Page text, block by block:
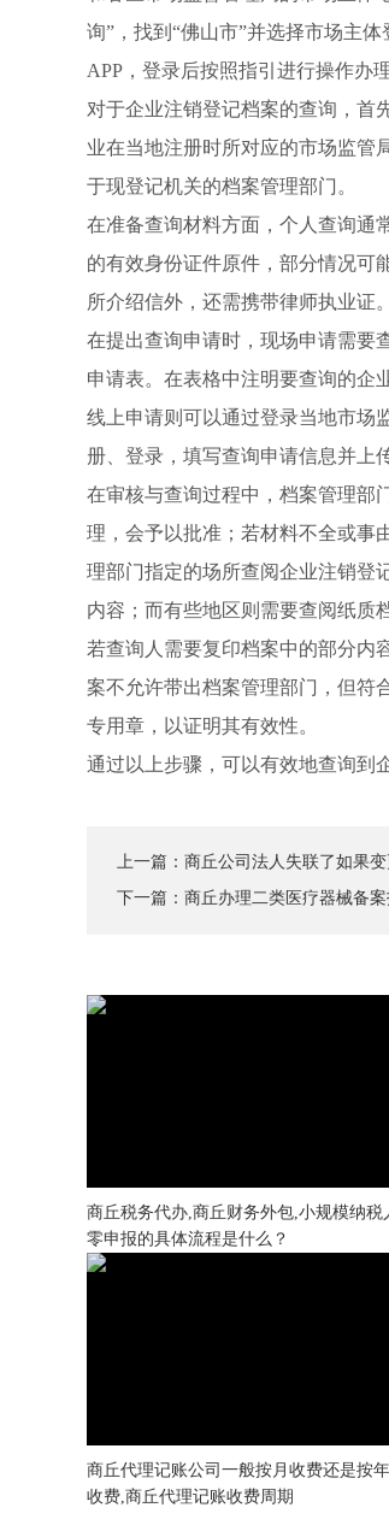
询”，找到“佛山市”并选择市场主
APP，登录后按照指引进行操作办理
对于企业注销登记档案的查询，首
业在当地注册时所对应的市场监管
于现登记机关的档案管理部门。
在准备查询材料方面，个人查询通
的有效身份证件原件，部分情况可
所介绍信外，还需携带律师执业证
在提出查询申请时，现场申请需要
申请表。在表格中注明要查询的企
线上申请则可以通过登录当地市场
册、登录，填写查询申请信息并上
在审核与查询过程中，档案管理部
理，会予以批准；若材料不全或事
理部门指定的场所查阅企业注销登
内容；而有些地区则需要查阅纸质
若查询人需要复印档案中的部分内
案不允许带出档案管理部门，但符
专用章，以证明其有效性。
通过以上步骤，可以有效地查询到
上一篇： 商丘公司法人失联了如果
下一篇： 商丘办理二类医疗器械备
商丘税务代办,商丘财务外包,小规模纳税
零申报的具体流程是什么？
商丘代理记账公司一般按月收费还是按年
收费,商丘代理记账收费周期